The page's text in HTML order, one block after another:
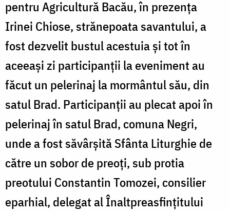
pentru Agricultură Bacău, în prezența
Irinei Chiose, strănepoata savantului, a
fost dezvelit bustul acestuia și tot în
aceeași zi participanții la eveniment au
făcut un pelerinaj la mormântul său, din
satul Brad. Participanții au plecat apoi în
pelerinaj în satul Brad, comuna Negri,
unde a fost săvârșită Sfânta Liturghie de
către un sobor de preoți, sub protia
preotului Constantin Tomozei, consilier
eparhial, delegat al Înaltpreasfințitului